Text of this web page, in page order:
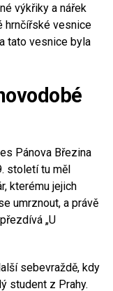
výkřiky a nářek
hrnčířské vesnice
tato vesnice byla
Pánova Březina
století tu měl
kterému jejich
umrznout, a právě
„U
sebevraždě, kdy
student z Prahy.